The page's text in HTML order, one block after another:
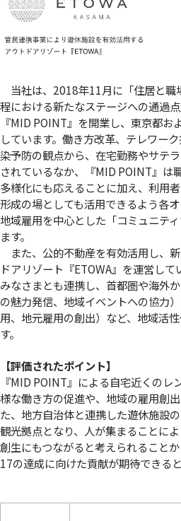
当社は、2018年11月に「住居と職
程における新たなステージへの通過
『MID POINT』を開業し、東京都
しています。働き方改革、テレワー
染予防の観点から、在宅勤務やサテ
されているなか、『MID POINT』は
多様化にも応えることに加え、利用
形成の場としても活用できるよう各
地域雇用を中心とした「コミュニテ
ます。
また、公的不動産を有効活用し、
ドアリゾート『ETOWA』を運営し
みなさまとも連携し、首都圏や海外
の魅力発信、地域イベントへの協力
用、地元雇用の創出）など、地域活
す。
【評価されたポイント】
『MID POINT』による自宅近くの
様な働き方の促進や、地域の雇用創
た、地方自治体と連携した遊休施設
観光拠点となり、人が集まることに
創生にもつながると考えられること
17の達成に向けた貢献が期待できる